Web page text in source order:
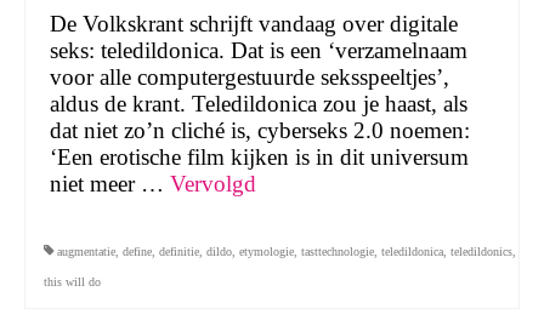
De Volkskrant schrijft vandaag over digitale
seks: teledildonica. Dat is een ‘verzamelnaam
voor alle computergestuurde seksspeeltjes’,
aldus de krant. Teledildonica zou je haast, als
dat niet zo’n cliché is, cyberseks 2.0 noemen:
‘Een erotische film kijken is in dit universum
niet meer … Vervolgd
augmentatie define definitie dildo etymologie tasttechnologie teledildonica teledildonics
this will do